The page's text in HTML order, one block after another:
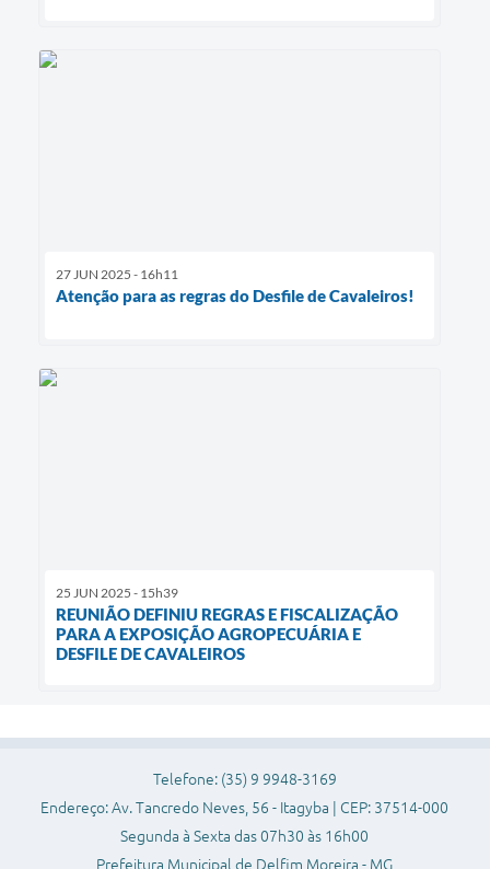
27 JUN 2025 - 16h11
Atenção para as regras do Desfile de Cavaleiros!
25 JUN 2025 - 15h39
REUNIÃO DEFINIU REGRAS E FISCALIZAÇÃO
PARA A EXPOSIÇÃO AGROPECUÁRIA E
DESFILE DE CAVALEIROS
Telefone: (35) 9 9948-3169
Endereço: Av. Tancredo Neves, 56 - Itagyba | CEP: 37514-000
Segunda à Sexta das 07h30 às 16h00
Prefeitura Municipal de Delfim Moreira - MG